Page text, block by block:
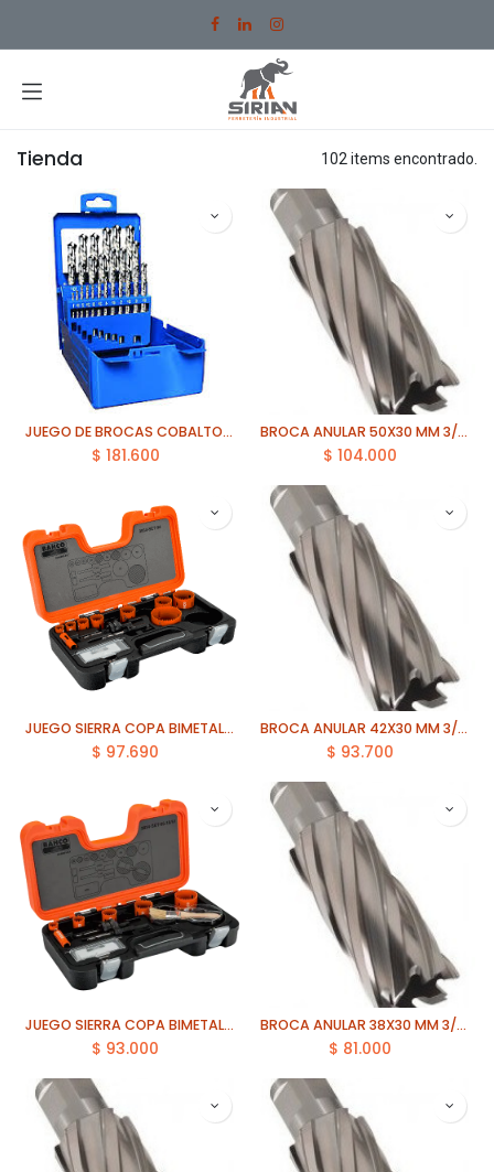
Tienda 102 items encontrado.
JUEGO DE BROCAS COBALTO 1 A 13MM 25 PZAS AZUL
$ 181.600
BROCA ANULAR 50X30 MM 3/4 ECEF
$ 104.000
JUEGO SIERRA COPA BIMETAL 11 PCS BAHCO (3834-SET-94)
$ 97.690
BROCA ANULAR 42X30 MM 3/4 ECEF
$ 93.700
JUEGO SIERRA COPA BIMETAL 10 PCS BAHCO (3834-SET-65-16/5)
$ 93.000
BROCA ANULAR 38X30 MM 3/4 ECEF
$ 81.000